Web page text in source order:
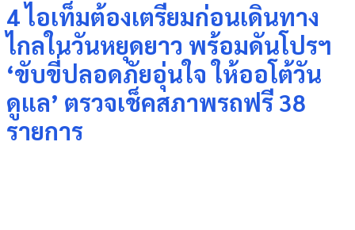
4 ไอเท็มต้องเตรียมก่อนเดินทาง
ไกลในวันหยุดยาว พร้อมดันโปรฯ
‘ขับขี่ปลอดภัยอุ่นใจ ให้ออโต้วัน
ดูแล’ ตรวจเช็คสภาพรถฟรี 38
รายการ